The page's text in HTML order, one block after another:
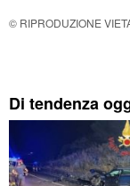
© RIPRODUZIONE
Di tendenza